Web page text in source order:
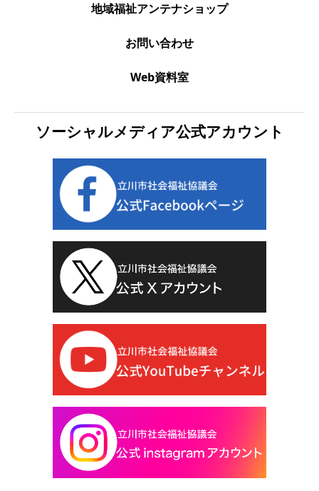
地域福祉アンテナショップ
お問い合わせ
Web資料室
ソーシャルメディア公式アカウント